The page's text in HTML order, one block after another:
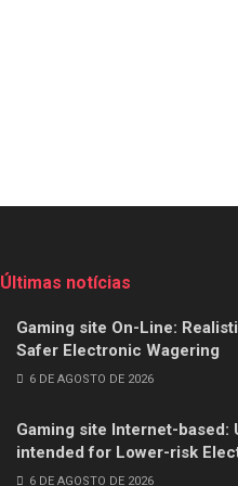
Últimas notícias
Gaming site On-Line:
Safer Electronic Wagering
6 DE AGOSTO DE 2026
Gaming site Internet-based:
intended for Lower-risk
6 DE AGOSTO DE 2026